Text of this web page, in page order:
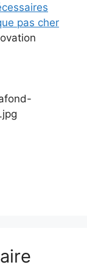
pas cher